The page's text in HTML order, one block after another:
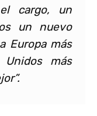
cargo, un
un nuevo
Europa más
más